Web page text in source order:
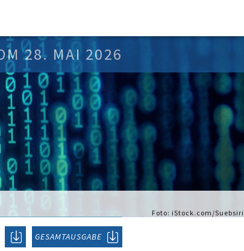
28. MAI 2026
Foto: iStock.com/Suebsiri
GESAMTAUSGABE